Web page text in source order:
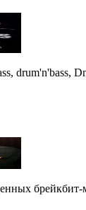
drum'n'bass,